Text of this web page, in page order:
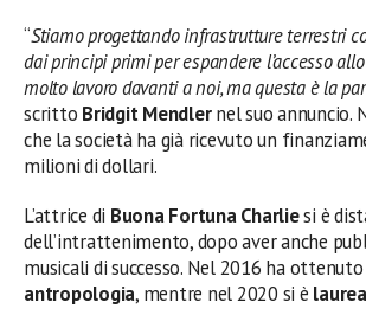
“Stiamo progettando infrastrutture terrestri
dai principi primi per espandere l’accesso
molto lavoro davanti a noi, ma questa è la
scritto Bridgit Mendlernel suo annuncio.
che la società ha già ricevuto un
milioni di dollari.
L’attrice di Buona Fortuna Charliesi è
dell’intrattenimento, dopo aver anche
musicali di successo. Nel 2016 ha
antropologia, mentre nel 2020 si è